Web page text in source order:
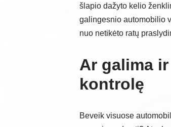
šlapio dažyto kelio
galingesnio automobilio
nuo netikėto ratų
Ar galima
kontrolę
Beveik visuose